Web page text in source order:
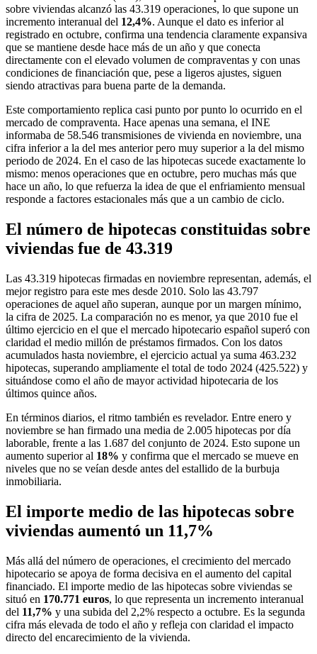
sobre viviendas alcanzó las 43.319 operaciones, lo que supone un
incremento interanual del 12,4%. Aunque el dato es inferior al
registrado en octubre, confirma una tendencia claramente expansiva
que se mantiene desde hace más de un año y que conecta
directamente con el elevado volumen de compraventas y con unas
condiciones de financiación que, pese a ligeros ajustes, siguen
siendo atractivas para buena parte de la demanda.
Este comportamiento replica casi punto por punto lo ocurrido en el
mercado de compraventa. Hace apenas una semana, el INE
informaba de 58.546 transmisiones de vivienda en noviembre, una
cifra inferior a la del mes anterior pero muy superior a la del mismo
periodo de 2024. En el caso de las hipotecas sucede exactamente lo
mismo: menos operaciones que en octubre, pero muchas más que
hace un año, lo que refuerza la idea de que el enfriamiento mensual
responde a factores estacionales más que a un cambio de ciclo.
El número de hipotecas constituidas sobre
viviendas fue de 43.319
Las 43.319 hipotecas firmadas en noviembre representan, además, el
mejor registro para este mes desde 2010. Solo las 43.797
operaciones de aquel año superan, aunque por un margen mínimo,
la cifra de 2025. La comparación no es menor, ya que 2010 fue el
último ejercicio en el que el mercado hipotecario español superó con
claridad el medio millón de préstamos firmados. Con los datos
acumulados hasta noviembre, el ejercicio actual ya suma 463.232
hipotecas, superando ampliamente el total de todo 2024 (425.522) y
situándose como el año de mayor actividad hipotecaria de los
últimos quince años.
En términos diarios, el ritmo también es revelador. Entre enero y
noviembre se han firmado una media de 2.005 hipotecas por día
laborable, frente a las 1.687 del conjunto de 2024. Esto supone un
aumento superior al 18% y confirma que el mercado se mueve en
niveles que no se veían desde antes del estallido de la burbuja
inmobiliaria.
El importe medio de las hipotecas sobre
viviendas aumentó un 11,7%
Más allá del número de operaciones, el crecimiento del mercado
hipotecario se apoya de forma decisiva en el aumento del capital
financiado. El importe medio de las hipotecas sobre viviendas se
situó en 170.771 euros, lo que representa un incremento interanual
del 11,7% y una subida del 2,2% respecto a octubre. Es la segunda
cifra más elevada de todo el año y refleja con claridad el impacto
directo del encarecimiento de la vivienda.